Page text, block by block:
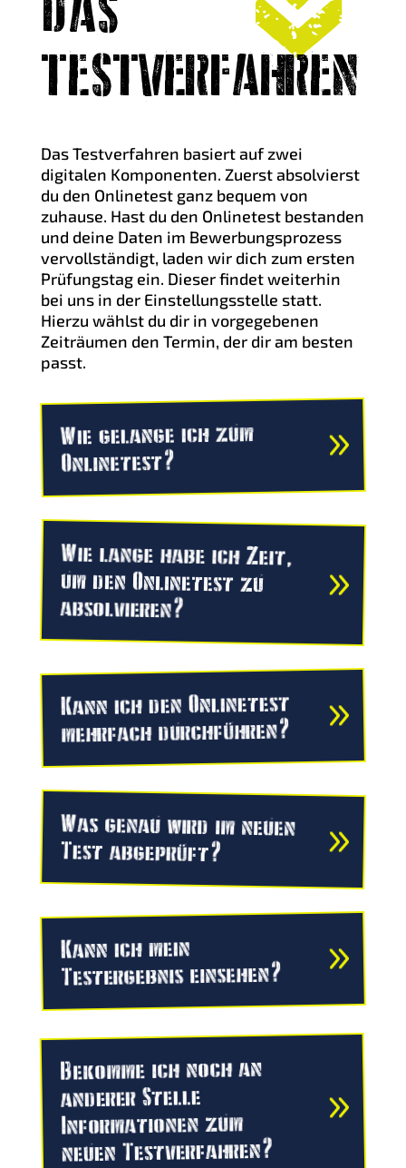
TESTVERFAHREN
Das Testverfahren basiert auf zwei
digitalen Komponenten. Zuerst absolvierst
du den Onlinetest ganz bequem von
zuhause. Hast du den Onlinetest bestanden
und deine Daten im Bewerbungsprozess
vervollständigt, laden wir dich zum ersten
Prüfungstag ein. Dieser findet weiterhin
bei uns in der Einstellungsstelle statt.
Hierzu wählst du dir in vorgegebenen
Zeiträumen den Termin, der dir am besten
passt.
Wie gelange ich zum
Onlinetest?
Wie lange habe ich Zeit,
um den Onlinetest zu
absolvieren?
Kann ich den Onlinetest
mehrfach durchführen?
Was genau wird im neuen
Test abgeprüft?
Kann ich mein
Testergebnis einsehen?
Bekomme ich noch an
anderer Stelle
Informationen zum
neuen Testverfahren?